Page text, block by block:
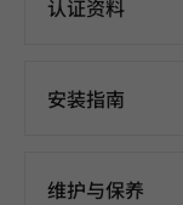
认证资料
安装指南
维护与保养